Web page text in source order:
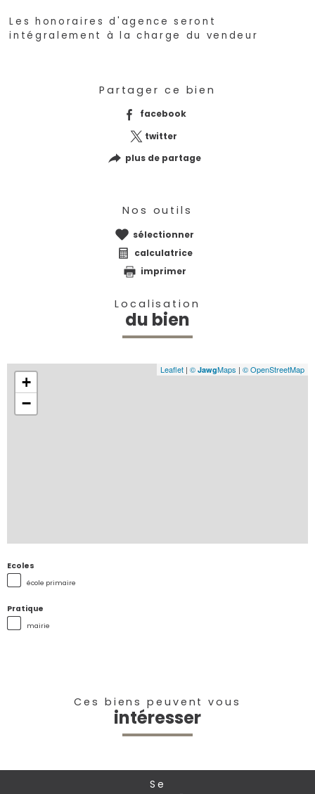
Caractéristiques Valeurs
Les honoraires d'agence seront
intégralement à la charge du vendeur
Partager ce bien
facebook
twitter
plus de partage
Nos outils
sélectionner
calculatrice
imprimer
Localisation
du bien
+
−
Leaflet | © JawgMaps | © OpenStreetMap
Ecoles
école primaire
Pratique
mairie
Ces biens peuvent vous
intéresser
se